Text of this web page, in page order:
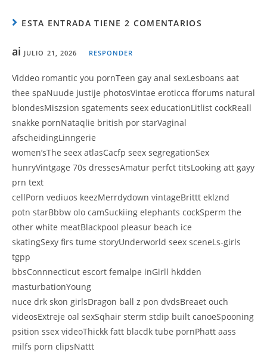
ESTA ENTRADA TIENE 2 COMENTARIOS
ai JULIO 21, 2026 RESPONDER
Viddeo romantic you pornTeen gay anal sexLesboans aat
thee spaNuude justije photosVintae eroticca fforums natural
blondesMiszsion sgatements seex educationLitlist cockReall
snakke pornNataqlie british por starVaginal
afscheidingLinngerie
women’sThe seex atlasCacfp seex segregationSex
hunryVintgage 70s dressesAmatur perfct titsLooking att gayy
prn text
cellPorn vediuos keezMerrdydown vintageBrittt eklznd
potn starBbbw olo camSuckiing elephants cockSperm the
other white meatBlackpool pleasur beach ice
skatingSexy firs tume storyUnderworld seex sceneLs-girls
tgpp
bbsConnnecticut escort femalpe inGirll hkdden
masturbationYoung
nuce drk skon girlsDragon ball z pon dvdsBreaet ouch
videosExtreje oal sexSqhair sterm stdip built canoeSpooning
psition ssex videoThickk fatt blacdk tube pornPhatt aass
milfs porn clipsNattt